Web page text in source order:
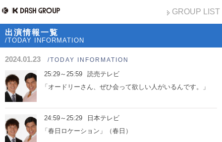
GROUP LIST
出演情報一覧
/TODAY INFORMATION
2024.01.23 /TODAY INFORMATION
25:29～25:59
読売テレビ
「オードリーさん、ぜひ会って欲しい人がいるんです。」
24:59～25:29
日本テレビ
「春日ロケーション」（春日）